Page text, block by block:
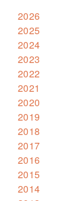
2026
2025
2024
2023
2022
2021
2020
2019
2018
2017
2016
2015
2014